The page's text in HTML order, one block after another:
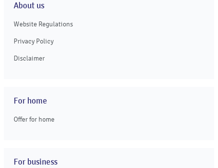
About us
Website Regulations
Privacy Policy
Disclaimer
For home
Offer for home
For business